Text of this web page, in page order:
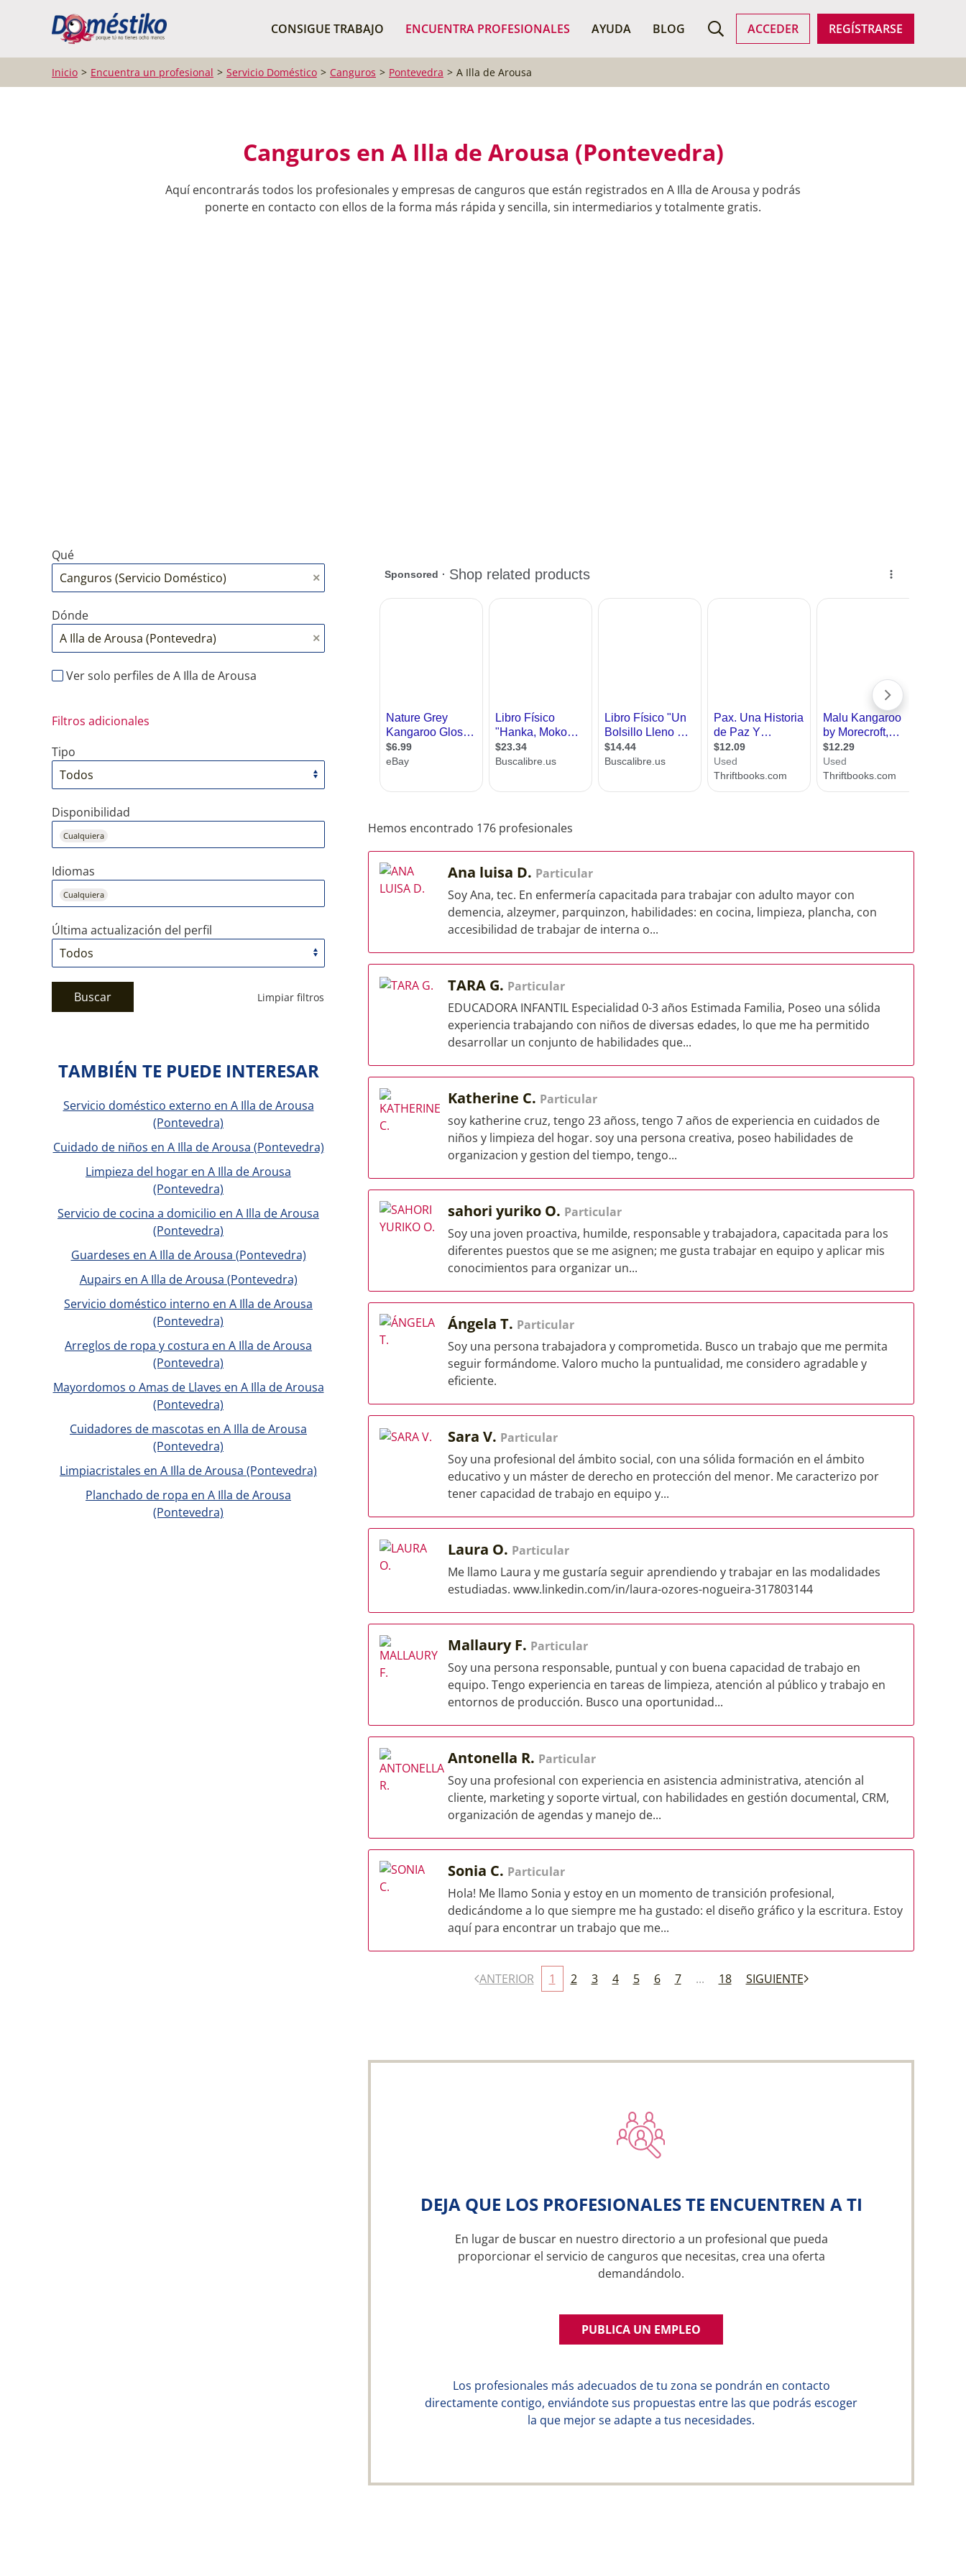
CONSIGUE TRABAJO ENCUENTRA PROFESIONALES AYUDA BLOG ACCEDER REGÍSTRARSE
BUSCAR PROFESIONALES
Inicio Encuentra un profesional Servicio Doméstico Canguros Pontevedra A Illa de Arousa
Canguros en A Illa de Arousa (Pontevedra)
Aquí encontrarás todos los profesionales y empresas de canguros que están registrados en A Illa de Arousa y podrás
ponerte en contacto con ellos de la forma más rápida y sencilla, sin intermediarios y totalmente gratis.
Qué
Dónde
Ver solo perfiles de A Illa de Arousa
Filtros adicionales
Tipo
Disponibilidad
Cualquiera
Idiomas
Cualquiera
Última actualización del perfil
Buscar Limpiar filtros
Hemos encontrado 176 profesionales
Ana luisa D. Particular
Soy Ana, tec. En enfermería capacitada para trabajar con adulto mayor con
demencia, alzeymer, parquinzon, habilidades: en cocina, limpieza, plancha, con
accesibilidad de trabajar de interna o...
TARA G. Particular
EDUCADORA INFANTIL Especialidad 0-3 años Estimada Familia, Poseo una sólida
experiencia trabajando con niños de diversas edades, lo que me ha permitido
desarrollar un conjunto de habilidades que...
Katherine C. Particular
soy katherine cruz, tengo 23 añoss, tengo 7 años de experiencia en cuidados de
niños y limpieza del hogar. soy una persona creativa, poseo habilidades de
organizacion y gestion del tiempo, tengo...
sahori yuriko O. Particular
Soy una joven proactiva, humilde, responsable y trabajadora, capacitada para los
diferentes puestos que se me asignen; me gusta trabajar en equipo y aplicar mis
conocimientos para organizar un...
Ángela T. Particular
Soy una persona trabajadora y comprometida. Busco un trabajo que me permita
seguir formándome. Valoro mucho la puntualidad, me considero agradable y
eficiente.
Sara V. Particular
Soy una profesional del ámbito social, con una sólida formación en el ámbito
educativo y un máster de derecho en protección del menor. Me caracterizo por
tener capacidad de trabajo en equipo y...
Laura O. Particular
Me llamo Laura y me gustaría seguir aprendiendo y trabajar en las modalidades
estudiadas. www.linkedin.com/in/laura-ozores-nogueira-317803144
Mallaury F. Particular
Soy una persona responsable, puntual y con buena capacidad de trabajo en
equipo. Tengo experiencia en tareas de limpieza, atención al público y trabajo en
entornos de producción. Busco una oportunidad...
Antonella R. Particular
Soy una profesional con experiencia en asistencia administrativa, atención al
cliente, marketing y soporte virtual, con habilidades en gestión documental, CRM,
organización de agendas y manejo de...
Sonia C. Particular
Hola! Me llamo Sonia y estoy en un momento de transición profesional,
dedicándome a lo que siempre me ha gustado: el diseño gráfico y la escritura. Estoy
aquí para encontrar un trabajo que me...
ANTERIOR 1 2 3 4 5 6 7 ... 18 SIGUIENTE
DEJA QUE LOS PROFESIONALES TE ENCUENTREN A TI
En lugar de buscar en nuestro directorio a un profesional que pueda
proporcionar el servicio de canguros que necesitas, crea una oferta
demandándolo.
PUBLICA UN EMPLEO
Los profesionales más adecuados de tu zona se pondrán en contacto
directamente contigo, enviándote sus propuestas entre las que podrás escoger
la que mejor se adapte a tus necesidades.
TAMBIÉN TE PUEDE INTERESAR
Servicio doméstico externo en A Illa de Arousa
(Pontevedra)
Cuidado de niños en A Illa de Arousa (Pontevedra)
Limpieza del hogar en A Illa de Arousa
(Pontevedra)
Servicio de cocina a domicilio en A Illa de Arousa
(Pontevedra)
Guardeses en A Illa de Arousa (Pontevedra)
Aupairs en A Illa de Arousa (Pontevedra)
Servicio doméstico interno en A Illa de Arousa
(Pontevedra)
Arreglos de ropa y costura en A Illa de Arousa
(Pontevedra)
Mayordomos o Amas de Llaves en A Illa de Arousa
(Pontevedra)
Cuidadores de mascotas en A Illa de Arousa
(Pontevedra)
Limpiacristales en A Illa de Arousa (Pontevedra)
Planchado de ropa en A Illa de Arousa
(Pontevedra)